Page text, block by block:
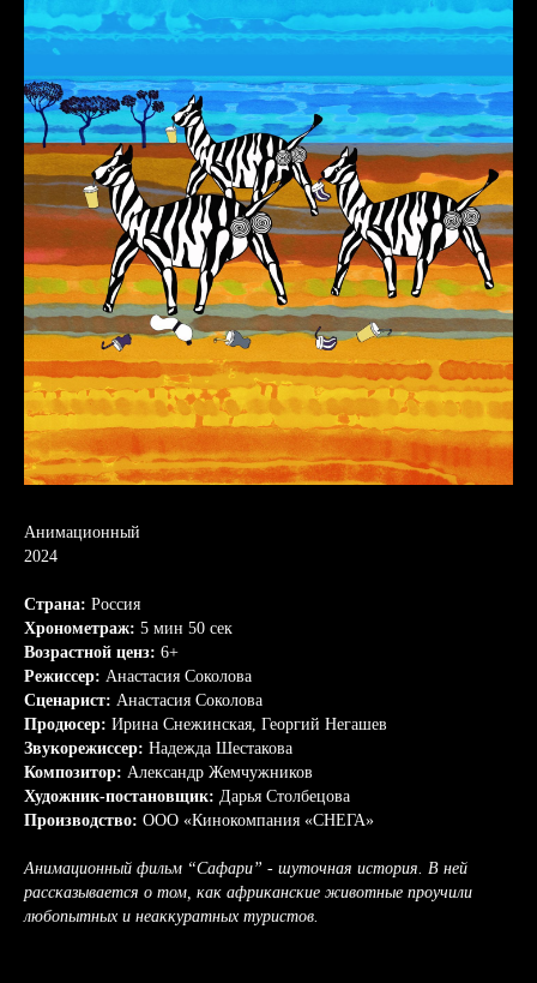
Анимационный
2024
Страна: Россия
Хронометраж: 5 мин 50 сек
Возрастной ценз: 6+
Режиссер: Анастасия Соколова
Сценарист: Анастасия Соколова
Продюсер: Ирина Снежинская, Георгий Негашев
Звукорежиссер: Надежда Шестакова
Композитор: Александр Жемчужников
Художник-постановщик: Дарья Столбецова
Производство: ООО «Кинокомпания «СНЕГА»
Анимационный фильм “Сафари” - шуточная история. В ней
рассказывается о том, как африканские животные проучили
любопытных и неаккуратных туристов.